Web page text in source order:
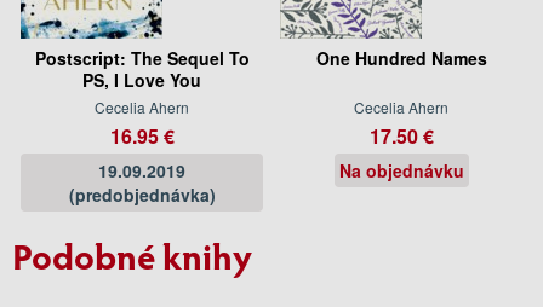
Postscript: The Sequel To
PS, I Love You
Cecelia Ahern
16.95 €
19.09.2019
(predobjednávka)
One Hundred Names
Cecelia Ahern
17.50 €
Na objednávku
Podobné knihy